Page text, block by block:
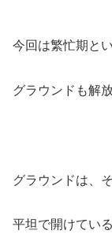
今回は繁忙期と
グラウンドも解
グラウンドは、
平坦で開けてい